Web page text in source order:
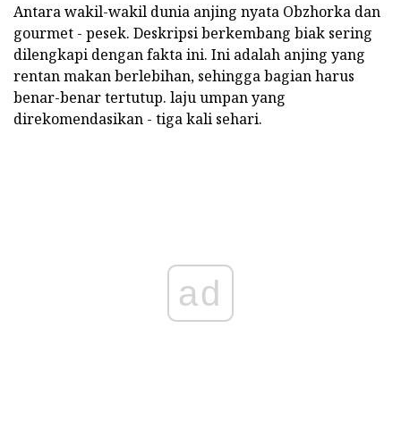
Antara wakil-wakil dunia anjing nyata Obzhorka dan
gourmet - pesek. Deskripsi berkembang biak sering
dilengkapi dengan fakta ini. Ini adalah anjing yang
rentan makan berlebihan, sehingga bagian harus
benar-benar tertutup. laju umpan yang
direkomendasikan - tiga kali sehari.
ad